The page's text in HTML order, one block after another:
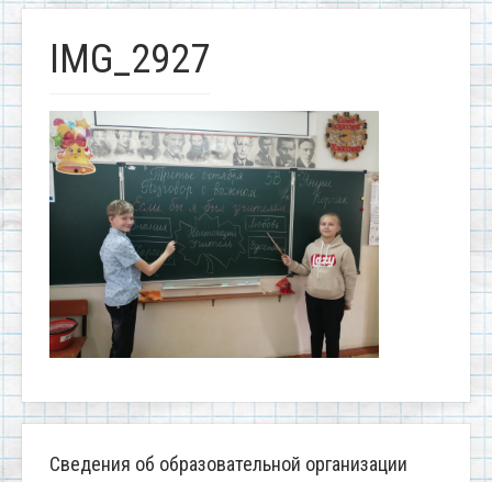
IMG_2927
Сведения об образовательной организации